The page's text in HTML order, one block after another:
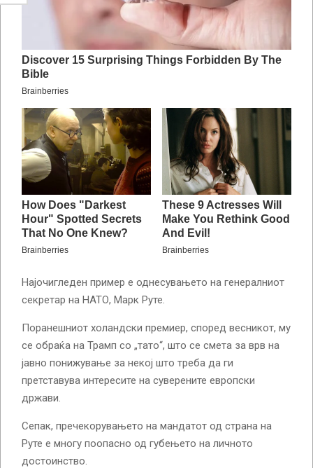
Најочигледен пример е однесувањето на генералниот
секретар на НАТО, Марк Руте.
Поранешниот холандски премиер, според весникот, му
се обраќа на Трамп со „тато“, што се смета за врв на
јавно понижување за некој што треба да ги
претставува интересите на суверените европски
држави.
Сепак, пречекорувањето на мандатот од страна на
Руте е многу поопасно од губењето на личното
достоинство.